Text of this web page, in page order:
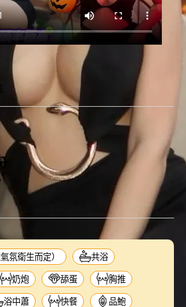
氛衛生而定） 共浴
奶炮 舔蛋 胸推
浴中蕭 快餐 品鮑